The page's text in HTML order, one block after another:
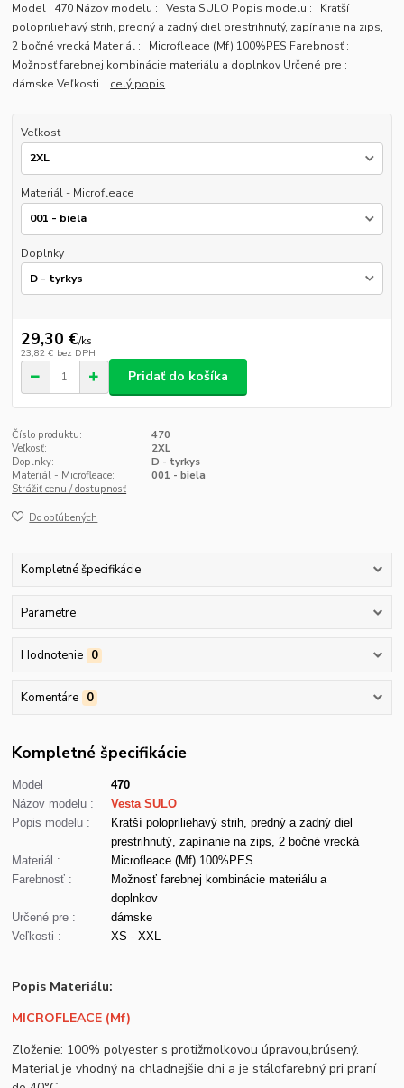
Model 470 Názov modelu : Vesta SULO Popis modelu : Kratší
polopriliehavý strih, predný a zadný diel prestrihnutý, zapínanie na zips,
2 bočné vrecká Materiál : Microfleace (Mf) 100%PES Farebnosť :
Možnosť farebnej kombinácie materiálu a doplnkov Určené pre :
dámske Veľkosti... celý popis
Veľkosť
Materiál - Microfleace
Doplnky
29,30 €/ks
23,82 € bez DPH
Pridať do košíka
Číslo produktu:
470
Veľkosť:
2XL
Doplnky:
D - tyrkys
Materiál - Microfleace:
001 - biela
Strážiť cenu / dostupnosť
Do obľúbených
Kompletné špecifikácie
Parametre
Hodnotenie 0
Komentáre 0
Kompletné špecifikácie
Model
470
Názov modelu :
Vesta SULO
Popis modelu :
Kratší polopriliehavý strih, predný a zadný diel
prestrihnutý, zapínanie na zips, 2 bočné vrecká
Materiál :
Microfleace (Mf) 100%PES
Farebnosť :
Možnosť farebnej kombinácie materiálu a
doplnkov
Určené pre :
dámske
Veľkosti :
XS - XXL
Popis Materiálu:
MICROFLEACE (Mf)
Zloženie: 100% polyester s protižmolkovou úpravou,brúsený.
Material je vhodný na chladnejšie dni a je stálofarebný pri praní